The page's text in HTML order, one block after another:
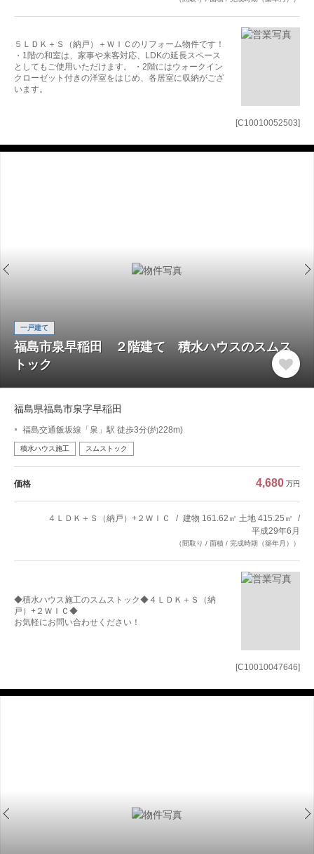
[C10010052503]
５ＬＤＫ＋Ｓ（納戸）＋ＷＩＣのリフォーム物件です！
・1階の和室は、家事や来客対応、LDKの延長スペース
としてもご使用いただけます。 ・2階にはウォークイン
クローゼット付きの洋室をはじめ、各居室に収納がござ
います。
[C10010047646]
一戸建て
福島市泉早稲田 ２階建て 積水ハウスのスムス
トック
福島県福島市泉字早稲田
福島交通飯坂線「泉」駅 徒歩3分(約228m)
積水ハウス施工 スムストック
価格 4,680 万円
４ＬＤＫ＋Ｓ（納戸）+２ＷＩＣ
建物 161.62㎡ 土地 415.25㎡
平成29年6月
（間取り / 面積 / 完成時期（築年月））
◆積水ハウス施工のスムストック◆４ＬＤＫ＋Ｓ（納
戸）+２ＷＩＣ◆
お気軽にお問い合わせください！